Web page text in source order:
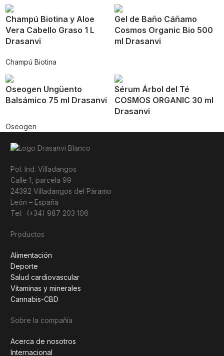
Champú Biotina y Aloe
Vera Cabello Graso 1 L
Drasanvi
Champú Biotina
Gel de Baño Cáñamo
Cosmos Organic Bio 500
ml Drasanvi
Oseogen Ungüento
Balsámico 75 ml Drasanvi
Oseogen
Sérum Árbol del Té
COSMOS ORGANIC 30 ml
Drasanvi
Pol. Ind. Villadangos
Calle 1, parcela 99
24392 Villadangos del Páramo
León – España
Tel: (+34) 987 203 106
Productos
Alimentación
Deporte
Salud cardiovascular
Vitaminas y minerales
Cannabis-CBD
Sobre la compañía
Acerca de nosotros
Internacional